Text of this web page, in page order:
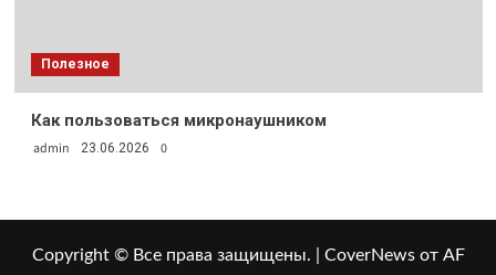
Полезное
Как пользоваться микронаушником
admin 23.06.2026 0
Copyright © Все права защищены. CoverNewsот AF